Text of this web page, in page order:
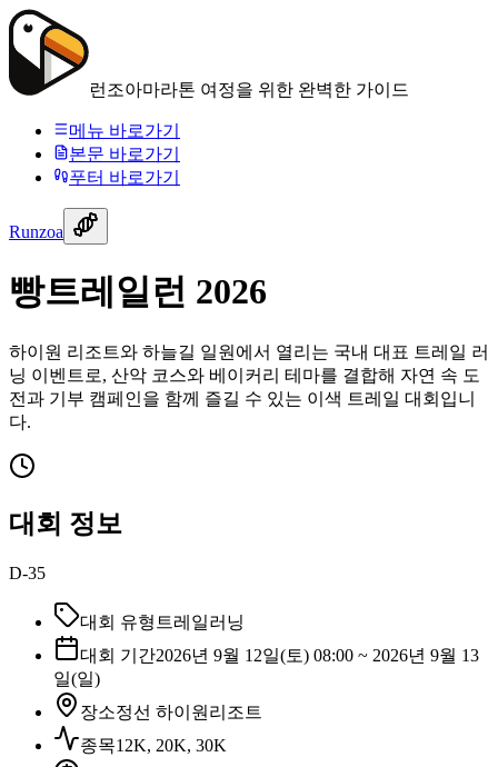
런조아마라톤 여정을 위한 완벽한 가이드
메뉴 바로가기
본문 바로가기
푸터 바로가기
Runzoa
빵트레일런 2026
하이원 리조트와 하늘길 일원에서 열리는 국내 대표 트레일 러
닝 이벤트로, 산악 코스와 베이커리 테마를 결합해 자연 속 도
전과 기부 캠페인을 함께 즐길 수 있는 이색 트레일 대회입니
다.
대회 정보
D-35
대회 유형 트레일러닝
대회 기간2026년 9월 12일(토) 08:00 ~ 2026년 9월 13
일(일)
장소정선 하이원리조트
종목12K, 20K, 30K